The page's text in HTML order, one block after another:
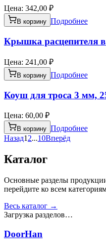
Цена: 342,00 ₽
В корзину Подробнее
Крышка расцепителя в
Цена: 241,00 ₽
В корзину Подробнее
Коуш для троса 3 мм,
Цена: 60,00 ₽
В корзину Подробнее
Назад1 2...10Вперёд
Каталог
Основные разделы
перейдите ко всем
Весь каталог →
Загрузка разделов…
DoorHan